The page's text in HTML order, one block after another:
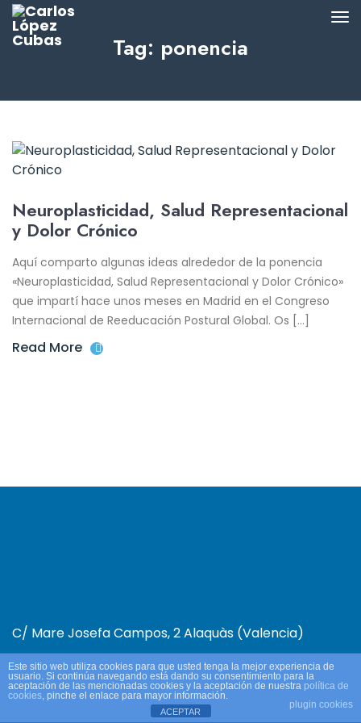
Tag: ponencia
Neuroplasticidad, Salud Representacional
y Dolor Crónico
Aquí comparto algunas ideas alrededor de la ponencia
«Neuroplasticidad, Salud Representacional y Dolor Crónico»
que impartí hace unos meses en Madrid en el Congreso
Internacional de Reeducación Postural Global. Os […]
Read More
C/ Mare Josefa Campos, 2 Alaquàs (Valencia)
Aviso Legal y Política de Privacidad.
Política de
Cookies.
Este sitio web utiliza cookies para que usted tenga la mejor experiencia de
usuario. Si continúa navegando está dando su consentimiento para la
aceptación de las mencionadas cookies y la aceptación de nuestra política de
cookies, pinche el enlace para mayor información.
plugin cookies
ACEPTAR